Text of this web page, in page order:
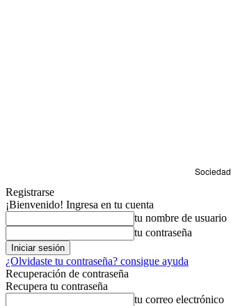
Sociedad
Registrarse
¡Bienvenido! Ingresa en tu cuenta
tu nombre de usuario
tu contraseña
¿Olvidaste tu contraseña? consigue ayuda
Recuperación de contraseña
Recupera tu contraseña
tu correo electrónico